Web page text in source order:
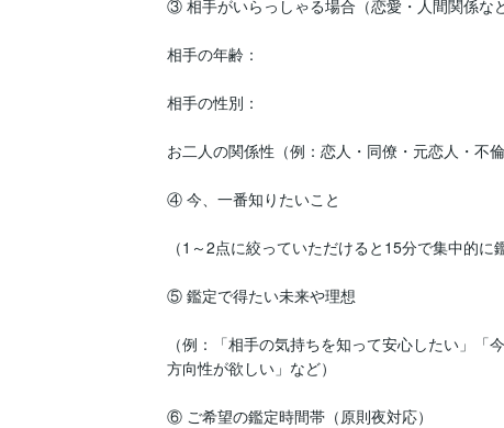
③ 相手がいらっしゃる場合（恋愛・人間関係など
相手の年齢：
相手の性別：
お二人の関係性（例：恋人・同僚・元恋人・不
④ 今、一番知りたいこと
（1～2点に絞っていただけると15分で集中的に
⑤ 鑑定で得たい未来や理想
（例：「相手の気持ちを知って安心したい」「
方向性が欲しい」など）
⑥ ご希望の鑑定時間帯（原則夜対応）